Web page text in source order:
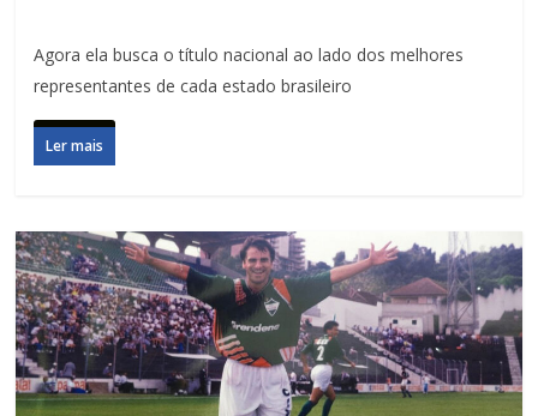
Agora ela busca o título nacional ao lado dos melhores
representantes de cada estado brasileiro
Ler mais